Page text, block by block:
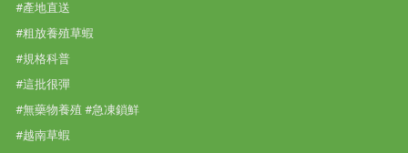
#產地直送
#粗放養殖草蝦
#規格科普
#這批很彈
#無藥物養殖 #急凍鎖鮮
#越南草蝦